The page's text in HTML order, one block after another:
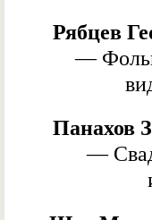
Рябцев
—
Панахов
—